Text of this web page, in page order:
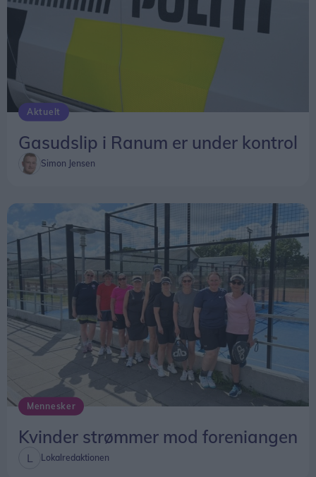
Aktuelt
Gasudslip i Ranum er under kontrol
Simon Jensen
Mennesker
Kvinder strømmer mod foreniangen
Lokalredaktionen